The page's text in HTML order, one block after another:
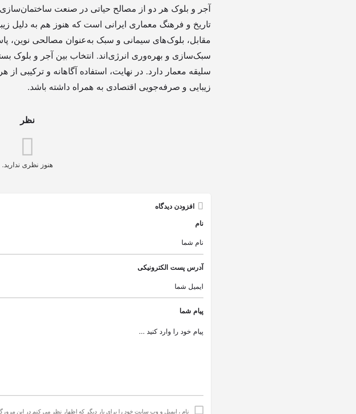
آجر و بلوک هر دو از مصالح حیاتی در صنعت ساختمان‌سازی
تاریخ و فرهنگ معماری ایرانی است که هنوز هم به دلیل
مقابل، بلوک‌های سیمانی و سبک به‌عنوان مصالحی نوین،
سبک‌سازی و بهره‌وری انرژی‌اند. انتخاب بین آجر و بلوک
سلیقه معمار دارد. در نهایت، استفاده آگاهانه و ترکیبی از
زیبایی و صرفه‌جویی اقتصادی به همراه داشته باشد.
نظر
هنوز نظری ندارید.
افزودن دیدگاه
نام
آدرس پست الکترونیکی
پیام شما
نام ، ایمیل و وب سایت خود را برای بار دیگر که اظهار نظر می کنم در این